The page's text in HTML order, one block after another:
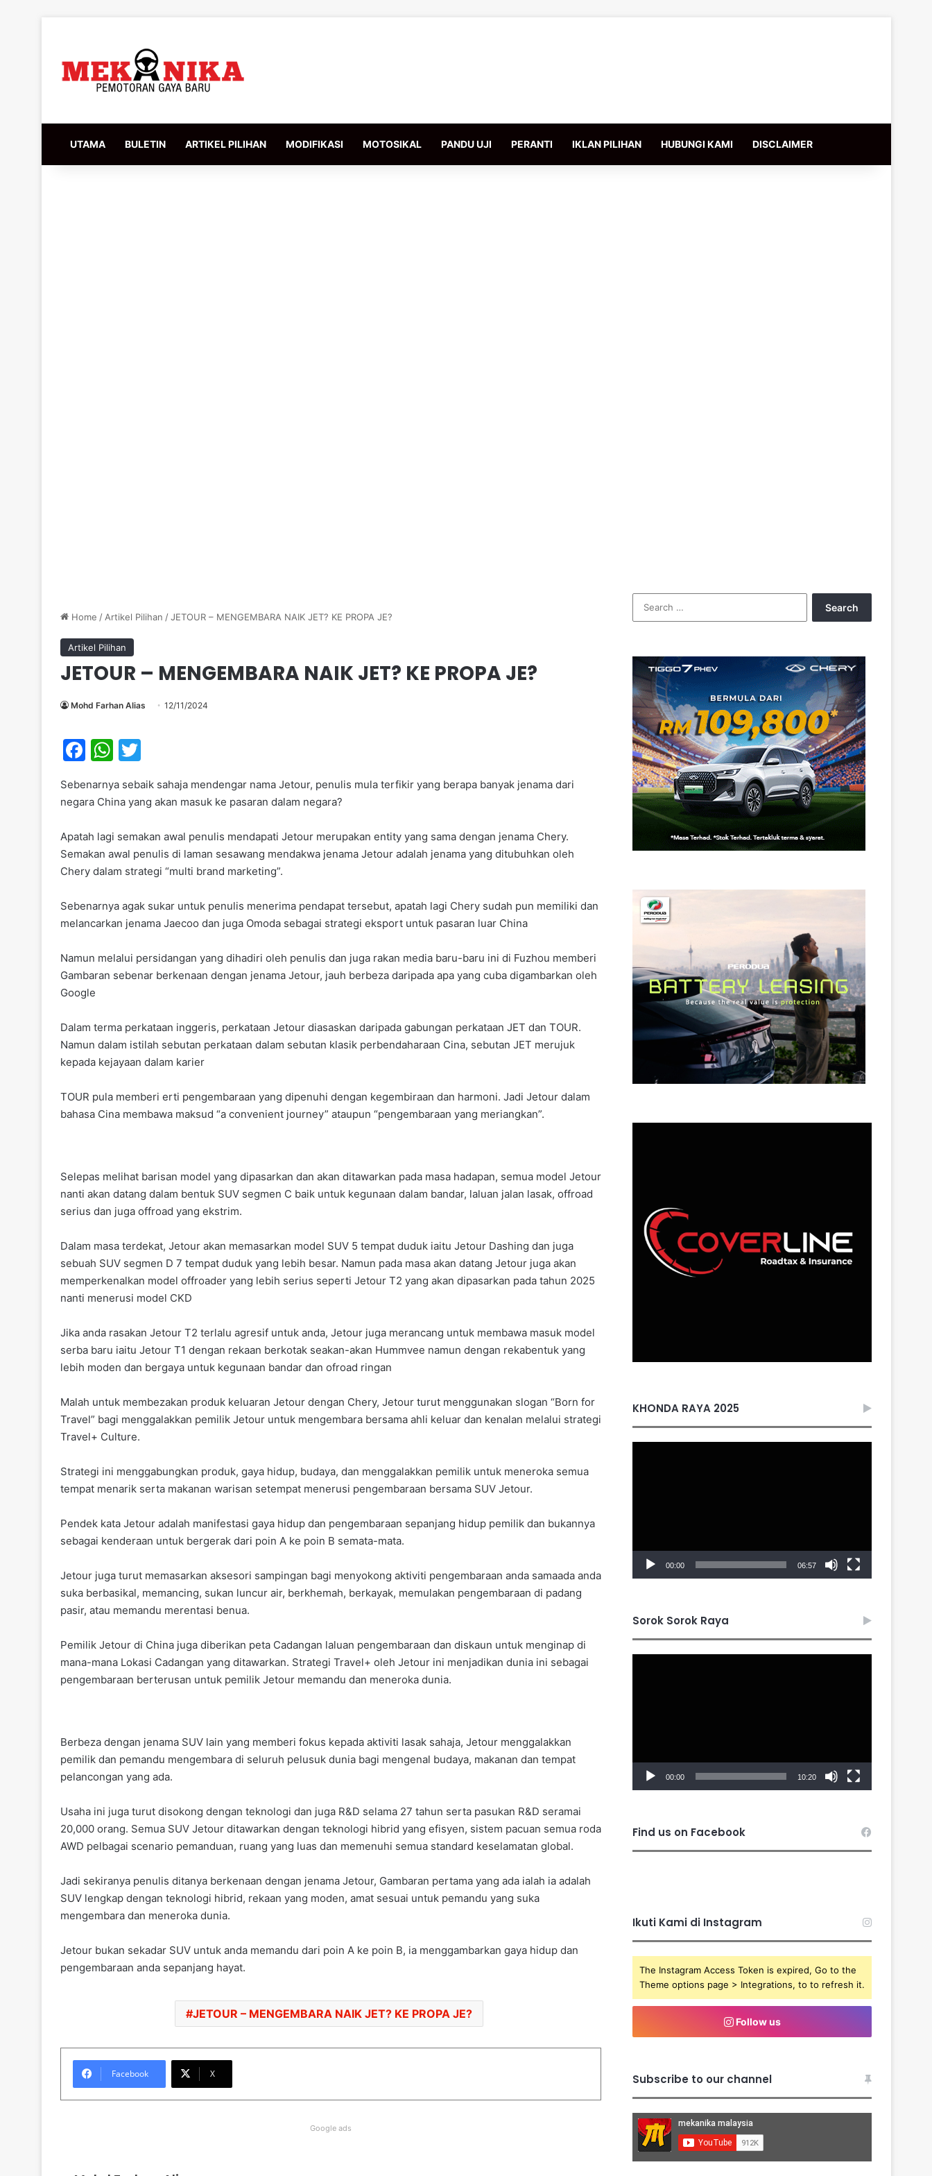
UTAMA BULETIN ARTIKEL PILIHAN MODIFIKASI MOTOSIKAL PANDU UJI PERANTI IKLAN PILIHAN HUBUNGI KAMI DISCLAIMER
Home / Artikel Pilihan /JETOUR – MENGEMBARA NAIK JET? KE PROPA JE?
Artikel Pilihan
JETOUR – MENGEMBARA NAIK JET? KE PROPA JE?
Mohd Farhan Alias 12/11/2024
F
c
b
o
o
k
W
at
A
p
p
itt
er
Sebenarnya sebaik sahaja mendengar nama Jetour, penulis mula terfikir yang berapa banyak jenama dari
negara China yang akan masuk ke pasaran dalam negara?
Apatah lagi semakan awal penulis mendapati Jetour merupakan entity yang sama dengan jenama Chery.
Semakan awal penulis di laman sesawang mendakwa jenama Jetour adalah jenama yang ditubuhkan oleh
Chery dalam strategi “multi brand marketing”.
Sebenarnya agak sukar untuk penulis menerima pendapat tersebut, apatah lagi Chery sudah pun memiliki dan
melancarkan jenama Jaecoo dan juga Omoda sebagai strategi eksport untuk pasaran luar China
Namun melalui persidangan yang dihadiri oleh penulis dan juga rakan media baru-baru ini di Fuzhou memberi
Gambaran sebenar berkenaan dengan jenama Jetour, jauh berbeza daripada apa yang cuba digambarkan oleh
Google
Dalam terma perkataan inggeris, perkataan Jetour diasaskan daripada gabungan perkataan JET dan TOUR.
Namun dalam istilah sebutan perkataan dalam sebutan klasik perbendaharaan Cina, sebutan JET merujuk
kepada kejayaan dalam karier
TOUR pula memberi erti pengembaraan yang dipenuhi dengan kegembiraan dan harmoni. Jadi Jetour dalam
bahasa Cina membawa maksud “a convenient journey” ataupun “pengembaraan yang meriangkan”.
Selepas melihat barisan model yang dipasarkan dan akan ditawarkan pada masa hadapan, semua model Jetour
nanti akan datang dalam bentuk SUV segmen C baik untuk kegunaan dalam bandar, laluan jalan lasak, offroad
serius dan juga offroad yang ekstrim.
Dalam masa terdekat, Jetour akan memasarkan model SUV 5 tempat duduk iaitu Jetour Dashing dan juga
sebuah SUV segmen D 7 tempat duduk yang lebih besar. Namun pada masa akan datang Jetour juga akan
memperkenalkan model offroader yang lebih serius seperti Jetour T2 yang akan dipasarkan pada tahun 2025
nanti menerusi model CKD
Jika anda rasakan Jetour T2 terlalu agresif untuk anda, Jetour juga merancang untuk membawa masuk model
serba baru iaitu Jetour T1 dengan rekaan berkotak seakan-akan Hummvee namun dengan rekabentuk yang
lebih moden dan bergaya untuk kegunaan bandar dan ofroad ringan
Malah untuk membezakan produk keluaran Jetour dengan Chery, Jetour turut menggunakan slogan “Born for
Travel” bagi menggalakkan pemilik Jetour untuk mengembara bersama ahli keluar dan kenalan melalui strategi
Travel+ Culture.
Strategi ini menggabungkan produk, gaya hidup, budaya, dan menggalakkan pemilik untuk meneroka semua
tempat menarik serta makanan warisan setempat menerusi pengembaraan bersama SUV Jetour.
Pendek kata Jetour adalah manifestasi gaya hidup dan pengembaraan sepanjang hidup pemilik dan bukannya
sebagai kenderaan untuk bergerak dari poin A ke poin B semata-mata.
Jetour juga turut memasarkan aksesori sampingan bagi menyokong aktiviti pengembaraan anda samaada anda
suka berbasikal, memancing, sukan luncur air, berkhemah, berkayak, memulakan pengembaraan di padang
pasir, atau memandu merentasi benua.
Pemilik Jetour di China juga diberikan peta Cadangan laluan pengembaraan dan diskaun untuk menginap di
mana-mana Lokasi Cadangan yang ditawarkan. Strategi Travel+ oleh Jetour ini menjadikan dunia ini sebagai
pengembaraan berterusan untuk pemilik Jetour memandu dan meneroka dunia.
Berbeza dengan jenama SUV lain yang memberi fokus kepada aktiviti lasak sahaja, Jetour menggalakkan
pemilik dan pemandu mengembara di seluruh pelusuk dunia bagi mengenal budaya, makanan dan tempat
pelancongan yang ada.
Usaha ini juga turut disokong dengan teknologi dan juga R&D selama 27 tahun serta pasukan R&D seramai
20,000 orang. Semua SUV Jetour ditawarkan dengan teknologi hibrid yang efisyen, sistem pacuan semua roda
AWD pelbagai scenario pemanduan, ruang yang luas dan memenuhi semua standard keselamatan global.
Jadi sekiranya penulis ditanya berkenaan dengan jenama Jetour, Gambaran pertama yang ada ialah ia adalah
SUV lengkap dengan teknologi hibrid, rekaan yang moden, amat sesuai untuk pemandu yang suka
mengembara dan meneroka dunia.
Jetour bukan sekadar SUV untuk anda memandu dari poin A ke poin B, ia menggambarkan gaya hidup dan
pengembaraan anda sepanjang hayat.
JETOUR – MENGEMBARA NAIK JET? KE PROPA JE?
Facebook X
Google ads
GIIAS 2026: BYD M6 iDM, MPV PHEV
DENGAN 1000KM PERJALANAN
GIIAS 2026: LEAPMOTOR LANCAR B10
& C10 CKD
GIIAS 2026:TOYOTA VELOZ HYBRID
9954 EV DIUJI, SEMUA KEKAL BATERI
90% LEPAS 100,000KM
KHONDA RAYA 2025
00:00 06:57
Sorok Sorok Raya
00:00 10:20
Find us on Facebook
Ikuti Kami di Instagram
The Instagram Access Token is expired, Go to the
Theme options page > Integrations, to to refresh it.
Follow us
Subscribe to our channel